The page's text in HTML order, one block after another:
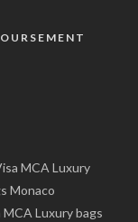
Luxury bags